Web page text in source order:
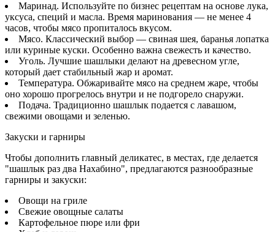
Маринад. Используйте по бизнес рецептам на основе лука,
уксуса, специй и масла. Время маринования — не менее 4
часов, чтобы мясо пропиталось вкусом.
Мясо. Классический выбор — свиная шея, баранья лопатка
или куриные куски. Особенно важна свежесть и качество.
Уголь. Лучшие шашлыки делают на древесном угле,
который дает стабильный жар и аромат.
Температура. Обжаривайте мясо на среднем жаре, чтобы
оно хорошо прогрелось внутри и не подгорело снаружи.
Подача. Традиционно шашлык подается с лавашом,
свежими овощами и зеленью.
Закуски и гарниры
Чтобы дополнить главный деликатес, в местах, где делается
"шашлык раз два Нахабино", предлагаются разнообразные
гарниры и закуски:
Овощи на гриле
Свежие овощные салаты
Картофельное пюре или фри